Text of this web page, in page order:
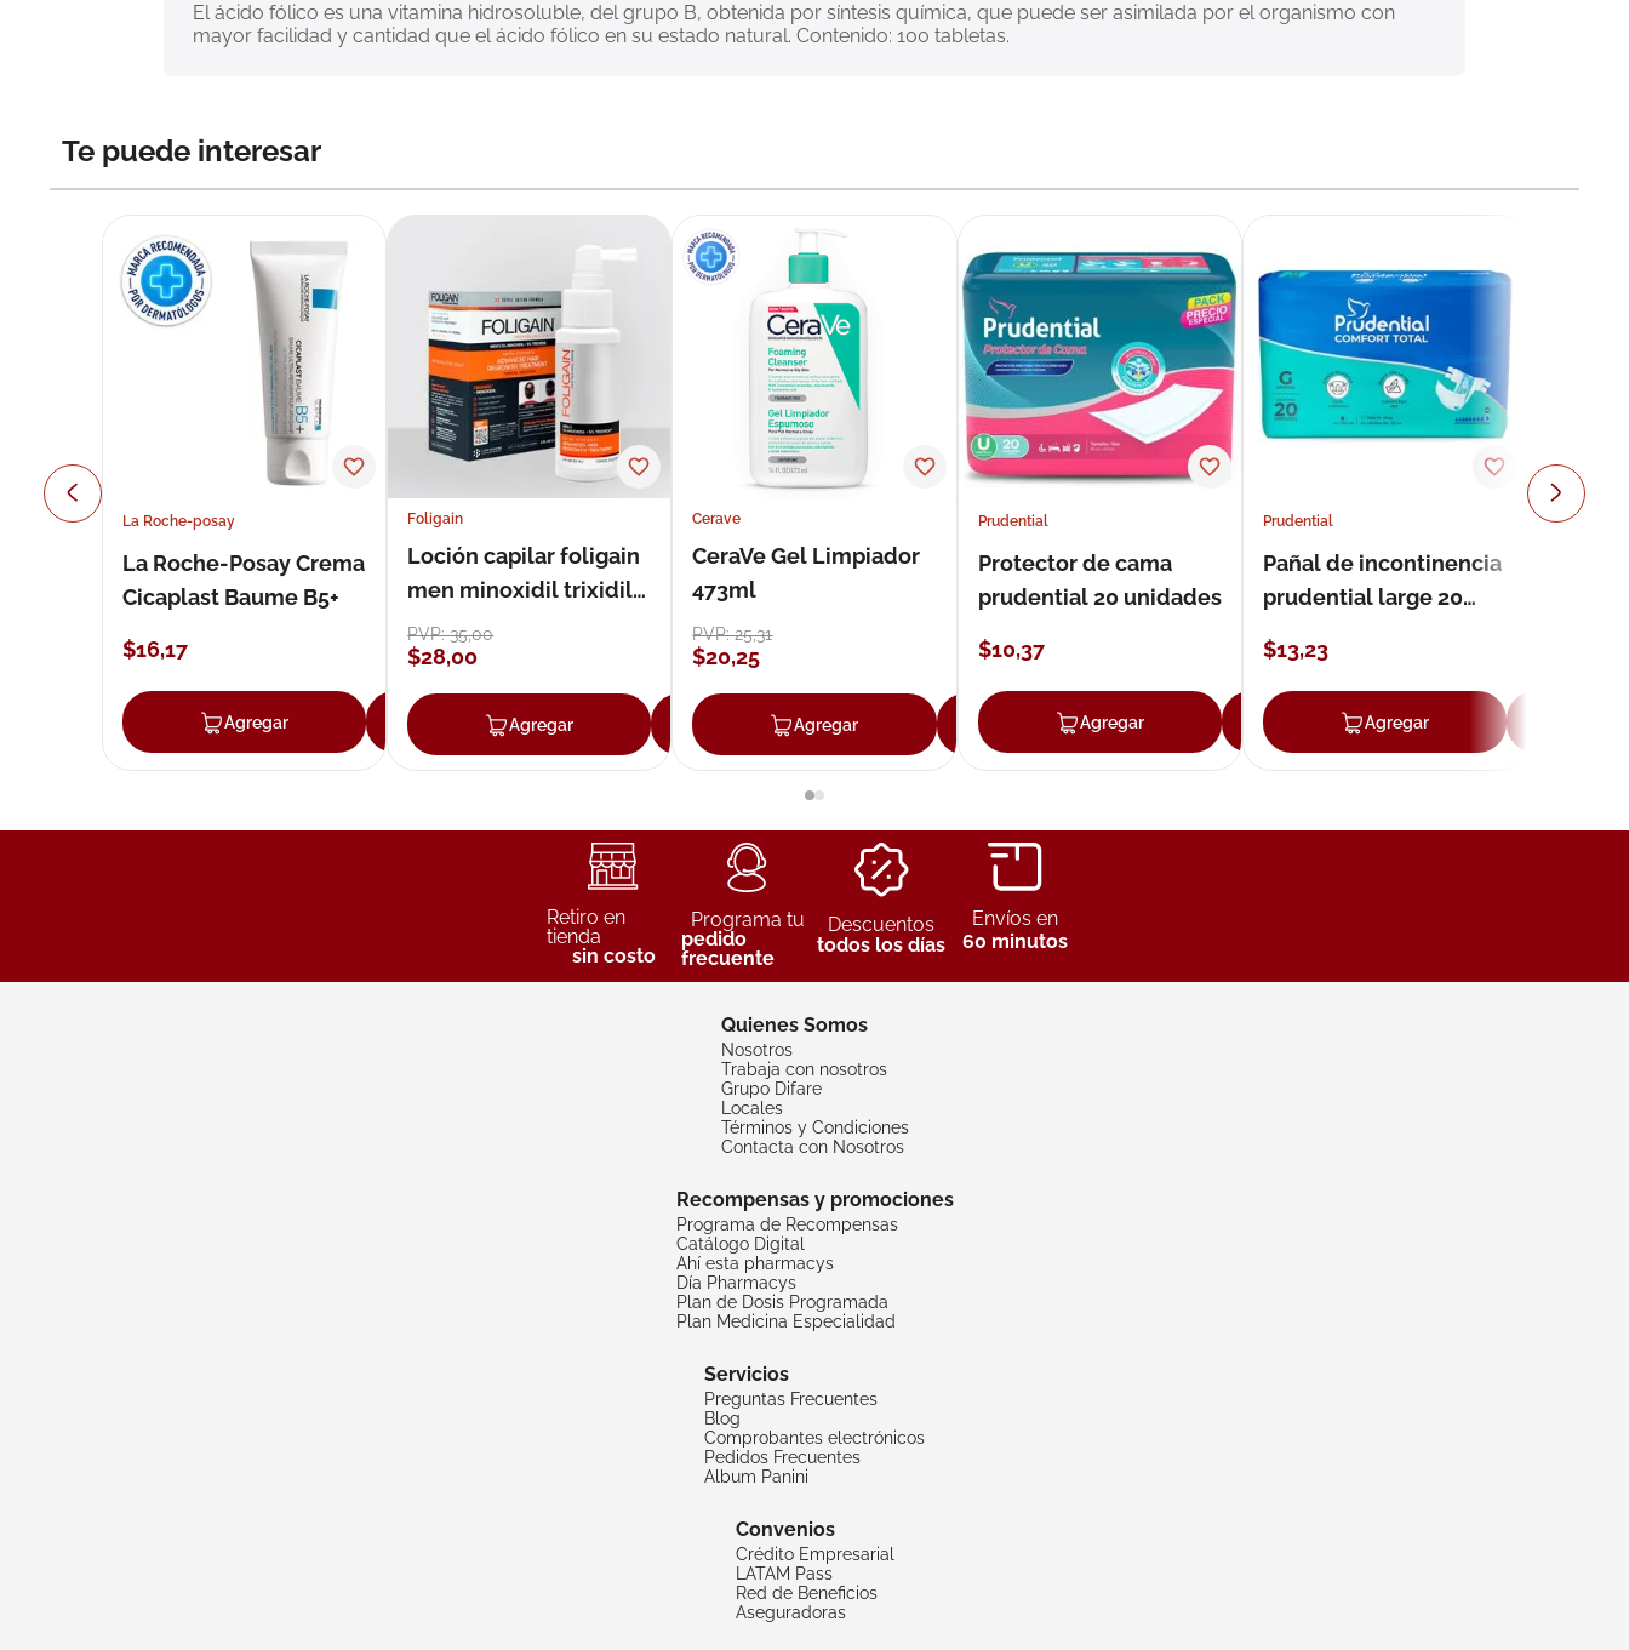
El ácido fólico es una vitamina hidrosoluble, del grupo B, obtenida por síntesis química, que puede ser asimilada por el organismo con
mayor facilidad y cantidad que el ácido fólico en su estado natural. Contenido: 100 tabletas.
Te puede interesar
La Roche-posay
La Roche-Posay Crema
Cicaplast Baume B5+
$16,17
Agregar Agregar
Foligain
Loción capilar foligain
men minoxidil trixidil
loción 59 ml
PVP:35,00
$28,00
Agregar Agregar
Cerave
CeraVe Gel Limpiador
473ml
PVP:25,31
$20,25
Agregar Agregar
Prudential
Protector de cama
prudential 20 unidades
$10,37
Agregar Agregar
Prudential
Pañal de incontinencia
prudential large 20
$13,23
Agregar
Retiro en
tienda
sin costo
Programa tu
pedido
frecuente
Descuentos
todos los días
Envíos en
60 minutos
Quienes Somos
Nosotros
Trabaja con nosotros
Grupo Difare
Locales
Términos y Condiciones
Contacta con Nosotros
Recompensas y promociones
Programa de Recompensas
Catálogo Digital
Ahí esta pharmacys
Día Pharmacys
Plan de Dosis Programada
Plan Medicina Especialidad
Servicios
Preguntas Frecuentes
Blog
Comprobantes electrónicos
Pedidos Frecuentes
Album Panini
Convenios
Crédito Empresarial
LATAM Pass
Red de Beneficios
Aseguradoras